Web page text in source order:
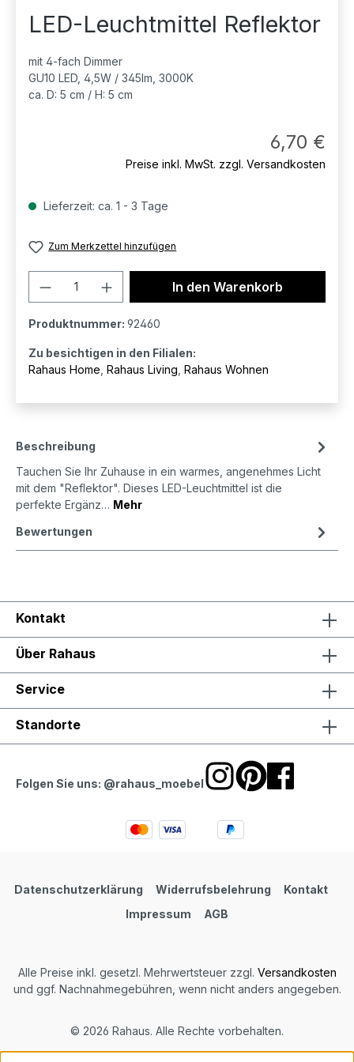
LED-Leuchtmittel Reflektor
mit 4-fach Dimmer
GU10 LED, 4,5W / 345lm, 3000K
ca. D: 5 cm / H: 5 cm
6,70 €
Preise inkl. MwSt. zzgl. Versandkosten
Lieferzeit: ca. 1 - 3 Tage
Zum Merkzettel hinzufügen
Produkt Anzahl: Gib den
In den Warenkorb
Produktnummer: 92460
Zu besichtigen in den Filialen:
Rahaus Home Rahaus Living Rahaus Wohnen
Beschreibung
Tauchen Sie Ihr Zuhause in ein warmes, angenehmes Licht
mit dem "Reflektor". Dieses LED-Leuchtmittel ist die
perfekte Ergänz… Mehr
Bewertungen
Kontakt
Über Rahaus
Service
Standorte
Folgen Sie uns: @rahaus_moebel
Datenschutzerklärung Widerrufsbelehrung
Kontakt
Impressum
AGB
Alle Preise inkl. gesetzl. Mehrwertsteuer zzgl. Versandkosten
und ggf. Nachnahmegebühren, wenn nicht anders angegeben.
© 2026 Rahaus. Alle Rechte vorbehalten.